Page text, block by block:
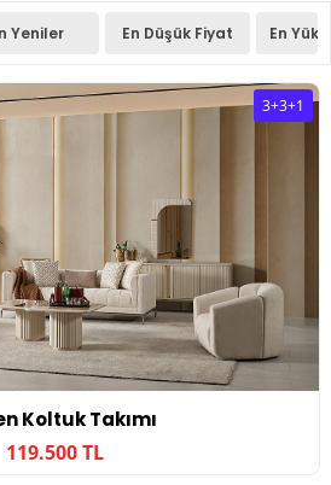
Yeniler En Düşük Fiyat En
Koltuk Takımı
119.500 TL
3+3+1